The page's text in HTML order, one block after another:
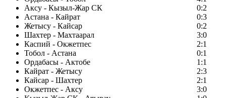
Аксу - Кызыл-Жар СК
0:2
Астана - Кайрат
0:3
Жетысу - Кайсар
0:2
Шахтер - Махтаарал
3:0
Каспий - Окжетпес
2:1
Тобол - Астана
0:1
Ордабасы - Актобе
1:1
Кайрат - Жетысу
2:3
Кайсар - Шахтер
2:1
Окжетпес - Аксу
3:0